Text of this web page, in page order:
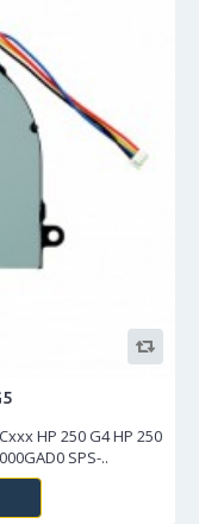
HP 250 G4 HP 250
SPS-..